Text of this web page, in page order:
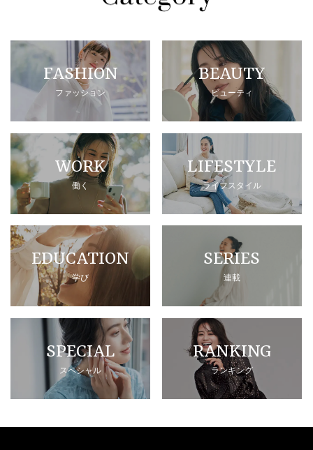
FASHION
ファッション
BEAUTY
ビューティ
WORK
働く
LIFESTYLE
ライフスタイル
EDUCATION
学び
SERIES
連載
SPECIAL
スペシャル
RANKING
ランキング